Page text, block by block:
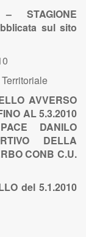
STAGIONE
sul sito
AVVERSO
AL 5.3.2010
DANILO
DELLA
CONB C.U.
del 5.1.2010